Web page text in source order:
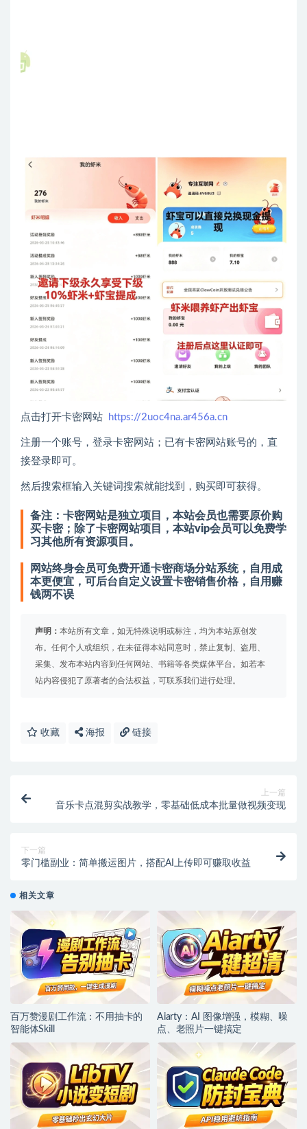
点击打开卡密网站 https://2uoc4na.ar456a.cn
注册一个账号，登录卡密网站；已有卡密网站账号的，直
接登录即可。
然后搜索框输入关键词搜索就能找到，购买即可获得。
备注：卡密网站是独立项目，本站会员也需要原价购
买卡密；除了卡密网站项目，本站vip会员可以免费学
习其他所有资源项目。
网站终身会员可免费开通卡密商场分站系统，自用成
本更便宜，可后台自定义设置卡密销售价格，自用赚
钱两不误
声明： 本站所有文章，如无特殊说明或标注，均为本站原创发
布。任何个人或组织，在未征得本站同意时，禁止复制、盗用、
采集、发布本站内容到任何网站、书籍等各类媒体平台。如若本
站内容侵犯了原著者的合法权益，可联系我们进行处理。
收藏 海报 链接
上一篇
音乐卡点混剪实战教学，零基础低成本批量做视频变现
下一篇
零门槛副业：简单搬运图片，搭配AI上传即可赚取收益
相关文章
百万赞漫剧工作流：不用抽卡的
智能体Skill
Aiarty：AI 图像增强，模糊、噪
点、老照片一键搞定